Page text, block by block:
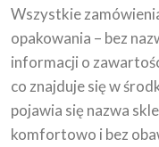
Wszystkie
opakowania – bez
informacji o
co znajduje się w
pojawia się nazwa
komfortowo i bez